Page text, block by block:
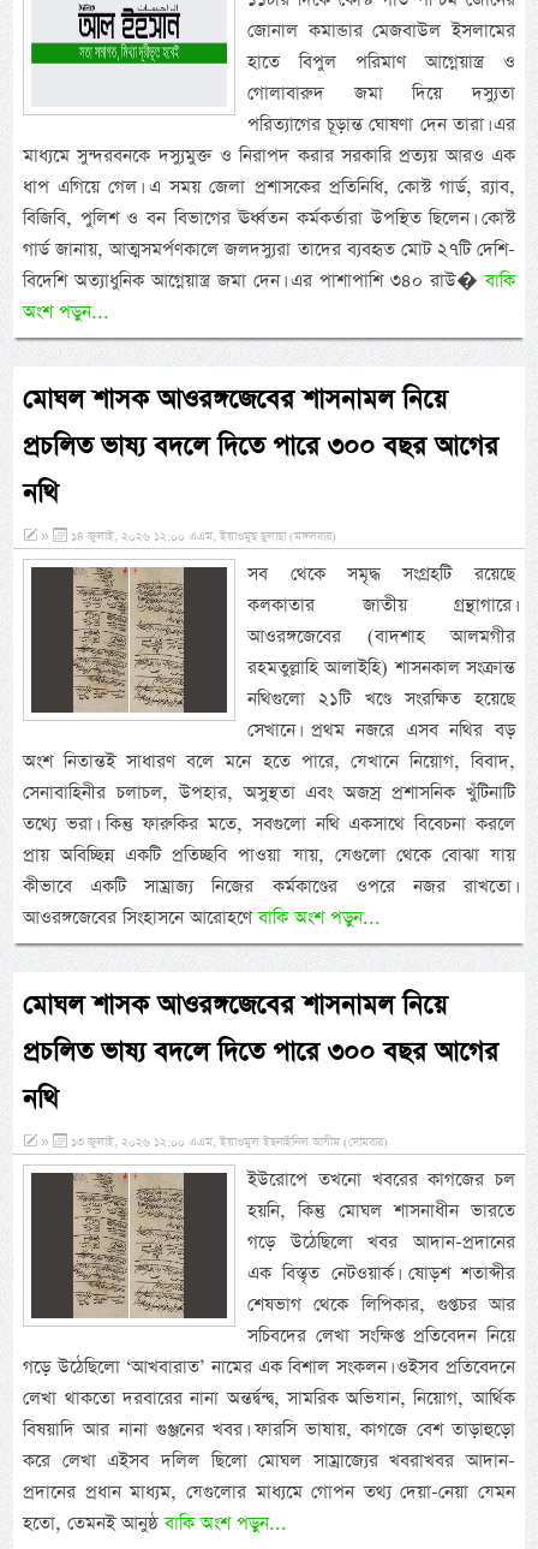
জোনাল কমান্ডার মেজবাউল ইসলামের
হাতে বিপুল পরিমাণ আগ্নেয়াস্ত্র ও
গোলাবারুদ জমা দিয়ে দস্যুতা
পরিত্যাগের চূড়ান্ত ঘোষণা দেন তারা। এর
মাধ্যমে সুন্দরবনকে দস্যুমুক্ত ও নিরাপদ করার সরকারি প্রত্যয় আরও এক
ধাপ এগিয়ে গেল। এ সময় জেলা প্রশাসকের প্রতিনিধি, কোস্ট গার্ড, র‌্যাব,
বিজিবি, পুলিশ ও বন বিভাগের ঊর্ধ্বতন কর্মকর্তারা উপস্থিত ছিলেন। কোস্ট
গার্ড জানায়, আত্মসমর্পণকালে জলদস্যুরা তাদের ব্যবহৃত মোট ২৭টি দেশি-
বিদেশি অত্যাধুনিক আগ্নেয়াস্ত্র জমা দেন। এর পাশাপাশি ৩৪০ রাউ�বাকি
অংশ পড়ুন...
মোঘল শাসক আওরঙ্গজেবের শাসনামল নিয়ে
প্রচলিত ভাষ্য বদলে দিতে পারে ৩০০ বছর আগের
নথি
» ১৪ জুলাই, ২০২৬ ১২:০০ এএম, ইয়াওমুছ ছুলাছা (মঙ্গলবার)
সব থেকে সমৃদ্ধ সংগ্রহটি রয়েছে
কলকাতার জাতীয় গ্রন্থাগারে।
আওরঙ্গজেবের (বাদশাহ আলমগীর
রহমতুল্লাহি আলাইহি) শাসনকাল সংক্রান্ত
নথিগুলো ২১টি খণ্ডে সংরক্ষিত হয়েছে
সেখানে। প্রথম নজরে এসব নথির বড়
অংশ নিতান্তই সাধারণ বলে মনে হতে পারে, যেখানে নিয়োগ, বিবাদ,
সেনাবাহিনীর চলাচল, উপহার, অসুস্থতা এবং অজস্র প্রশাসনিক খুঁটিনাটি
তথ্যে ভরা। কিন্তু ফারুকির মতে, সবগুলো নথি একসাথে বিবেচনা করলে
প্রায় অবিচ্ছিন্ন একটি প্রতিচ্ছবি পাওয়া যায়, যেগুলো থেকে বোঝা যায়
কীভাবে একটি সাম্রাজ্য নিজের কর্মকাণ্ডের ওপরে নজর রাখতো।
আওরঙ্গজেবের সিংহাসনে আরোহণেবাকি অংশ পড়ুন...
মোঘল শাসক আওরঙ্গজেবের শাসনামল নিয়ে
প্রচলিত ভাষ্য বদলে দিতে পারে ৩০০ বছর আগের
নথি
» ১৩ জুলাই, ২০২৬ ১২:০০ এএম, ইয়াওমুল ইছনাইনিল আযীম (সোমবার)
ইউরোপে তখনো খবরের কাগজের চল
হয়নি, কিন্তু মোঘল শাসনাধীন ভারতে
গড়ে উঠেছিলো খবর আদান-প্রদানের
এক বিস্তৃত নেটওয়ার্ক। ষোড়শ শতাব্দীর
শেষভাগ থেকে লিপিকার, গুপ্তচর আর
সচিবদের লেখা সংক্ষিপ্ত প্রতিবেদন নিয়ে
গড়ে উঠেছিলো ‘আখবারাত’ নামের এক বিশাল সংকলন। ওইসব প্রতিবেদনে
লেখা থাকতো দরবারের নানা অন্তর্দ্বন্দ্ব, সামরিক অভিযান, নিয়োগ, আর্থিক
বিষয়াদি আর নানা গুঞ্জনের খবর। ফারসি ভাষায়, কাগজে বেশ তাড়াহুড়ো
করে লেখা এইসব দলিল ছিলো মোঘল সাম্রাজ্যের খবরাখবর আদান-
প্রদানের প্রধান মাধ্যম, যেগুলোর মাধ্যমে গোপন তথ্য দেয়া-নেয়া যেমন
হতো, তেমনই আনুষ্ঠবাকি অংশ পড়ুন...